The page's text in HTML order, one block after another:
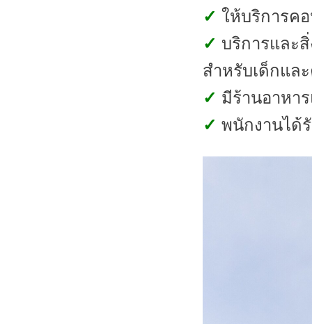
✓ ให้บริการค
✓ บริการและ
สำหรับเด็กแล
✓ มีร้านอาหา
✓ พนักงานได้